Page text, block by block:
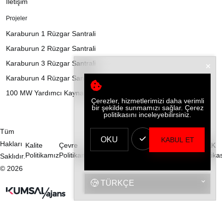
Projeler
Karaburun 1 Rüzgar Santrali
Karaburun 2 Rüzgar Santrali
Karaburun 3 Rüzgar Santrali
Karaburun 4 Rüzgar Santrali
100 MW Yardımcı Kaynak GES Projesi
Tüm
Hakları
Saklıdır.
© 2026
Kalite
Politikamız
Çevre
Politikamız
ISG
KVKK
Çerezler, hizmetlerimizi daha verimli
bir şekilde sunmamızı sağlar. Çerez
politikasını inceleyebilirsiniz.
OKU KABUL ET
TÜRKÇE